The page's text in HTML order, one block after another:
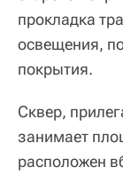
прокладка
освещения,
покрытия.
Сквер,
занимает
расположен